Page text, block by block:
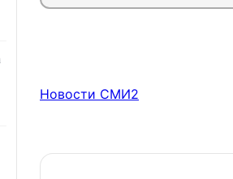
Новости СМИ2